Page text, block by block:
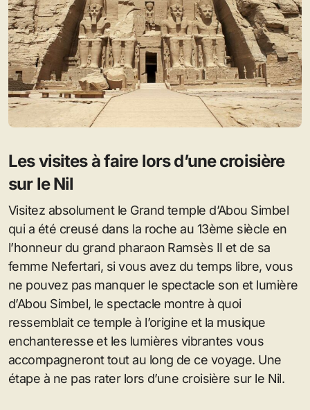
Les visites à faire lors d’une croisière
sur le Nil
Visitez absolument le Grand temple d’Abou Simbel
qui a été creusé dans la roche au 13ème siècle en
l’honneur du grand pharaon Ramsès II et de sa
femme Nefertari, si vous avez du temps libre, vous
ne pouvez pas manquer le spectacle son et lumière
d’Abou Simbel, le spectacle montre à quoi
ressemblait ce temple à l’origine et la musique
enchanteresse et les lumières vibrantes vous
accompagneront tout au long de ce voyage. Une
étape à ne pas rater lors d’une croisière sur le Nil.